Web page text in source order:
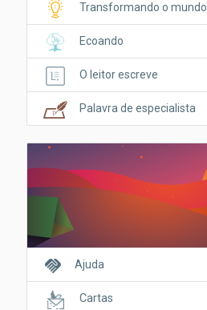
Transformando o mundo
Ecoando
O leitor escreve
Palavra de especialista
handshake Ajuda
Cartas